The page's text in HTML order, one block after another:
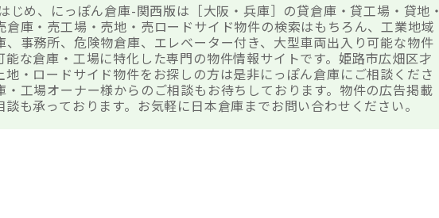
じめ、にっぽん倉庫-関西版は［大阪・兵庫］の貸倉庫・貸工場・貸地・
庫・売工場・売地・売ロードサイド物件の検索はもちろん、工業地域
事務所、危険物倉庫、エレベーター付き、大型車両出入り可能な物件
な倉庫・工場に特化した専門の物件情報サイトです。姫路市広畑区才
・ロードサイド物件をお探しの方は是非にっぽん倉庫にご相談くださ
工場オーナー様からのご相談もお待ちしております。物件の広告掲載
も承っております。お気軽に日本倉庫までお問い合わせください。